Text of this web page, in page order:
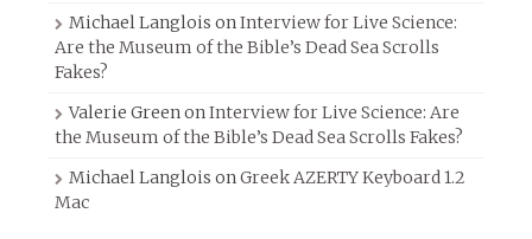
Michael Langlois onInterview for Live Science:
Are the Museum of the Bible’s Dead Sea Scrolls
Fakes?
Valerie GreenonInterview for Live Science: Are
the Museum of the Bible’s Dead Sea Scrolls Fakes?
Michael Langlois onGreek AZERTY Keyboard 1.2
Mac